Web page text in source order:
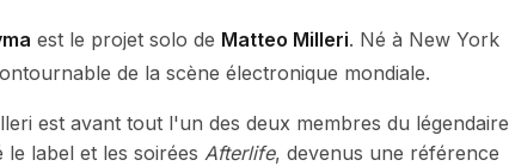
est le projet solo de Matteo Milleri. Né à New York
de la scène électronique mondiale.
est avant tout l'un des deux membres du légendaire
le label et les soirées Afterlife, devenus une référence